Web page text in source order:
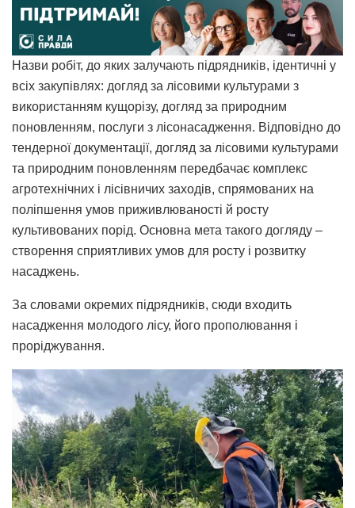
Назви робіт, до яких залучають підрядників, ідентичні у
всіх закупівлях: догляд за лісовими культурами з
використанням кущорізу, догляд за природним
поновленням, послуги з лісонасадження. Відповідно до
тендерної документації, догляд за лісовими культурами
та природним поновленням передбачає комплекс
агротехнічних і лісівничих заходів, спрямованих на
поліпшення умов приживлюваності й росту
культивованих порід. Основна мета такого догляду –
створення сприятливих умов для росту і розвитку
насаджень.
За словами окремих підрядників, сюди входить
насадження молодого лісу, його прополювання і
проріджування.